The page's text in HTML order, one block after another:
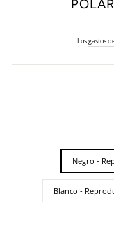
Losgastos
Negro -
Blanco -